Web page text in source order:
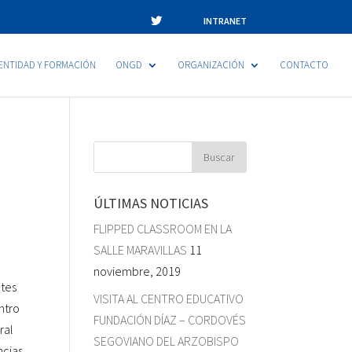
INTRANET
Y FORMACIÓN ONGD ORGANIZACIÓN CONTACTO
ÚLTIMAS NOTICIAS
FLIPPED CLASSROOM EN LA
SALLE MARAVILLAS 11
noviembre, 2019
VISITA AL CENTRO EDUCATIVO
FUNDACIÓN DÍAZ – CORDOVÉS
SEGOVIANO DEL ARZOBISPO